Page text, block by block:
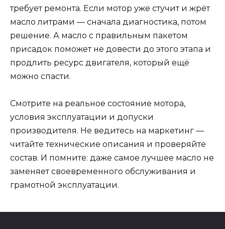
требует ремонта. Если мотор уже стучит и жрёт
масло литрами — сначала диагностика, потом
решение. А масло с правильным пакетом
присадок поможет не довести до этого этапа и
продлить ресурс двигателя, который ещё
можно спасти.
Смотрите на реальное состояние мотора,
условия эксплуатации и допуски
производителя. Не ведитесь на маркетинг —
читайте технические описания и проверяйте
состав. И помните: даже самое лучшее масло не
заменяет своевременного обслуживания и
грамотной эксплуатации.